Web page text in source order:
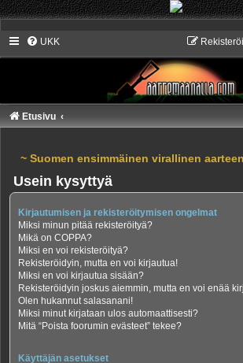
UKK
Etusivu
~ Suomen ensimmäinen virallinen
Usein kysyttyä
Kirjautumisen ja rekisteröitymisen ongelmat
Miksi minun pitää rekisteröityä?
Mikä on COPPA?
Miksi en voi rekisteröityä?
Rekisteröidyin, mutta en voi kirjautua!
Miksi en voi kirjautua sisään?
Rekisteröidyin joskus aiemmin, mutta en voi enää
Olen hukannut salasanani!
Miksi minut kirjataan ulos automaattisesti?
Mitä “Poista foorumin evästeet” tekee?
Käyttäjän asetukset